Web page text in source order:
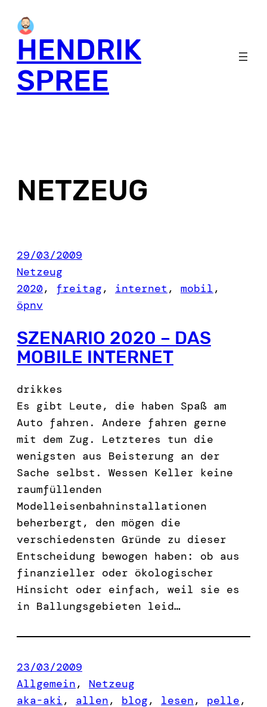
content
HENDRIK
SPREE
NETZEUG
29/03/2009
Netzeug
2020, freitag, internet , mobil
öpnv
SZENARIO 2020 – DAS
MOBILE INTERNET
drikkes
Es gibt Leute, die haben Spaß am
Auto fahren. Andere fahren gerne
mit dem Zug. Letzteres tun die
wenigsten aus Beisterung an der
Sache selbst. Wessen Keller keine
raumfüllenden
Modelleisenbahninstallationen
beherbergt, den mögen die
verschiedensten Gründe zu dieser
Entscheidung bewogen haben: ob aus
finanzieller oder ökologischer
Hinsicht oder einfach, weil sie es
in Ballungsgebieten leid…
23/03/2009
Allgemein, Netzeug
aka-aki , allen, blog, lesen, pelle